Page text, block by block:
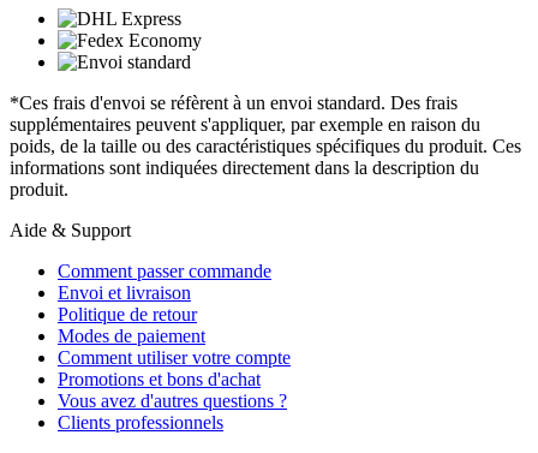
*Ces frais d'envoi se réfèrent à un envoi standard. Des frais
supplémentaires peuvent s'appliquer, par exemple en raison du
poids, de la taille ou des caractéristiques spécifiques du produit. Ces
informations sont indiquées directement dans la description du
produit.
Aide & Support
Comment passer commande
Envoi et livraison
Politique de retour
Modes de paiement
Comment utiliser votre compte
Promotions et bons d'achat
Vous avez d'autres questions ?
Clients professionnels